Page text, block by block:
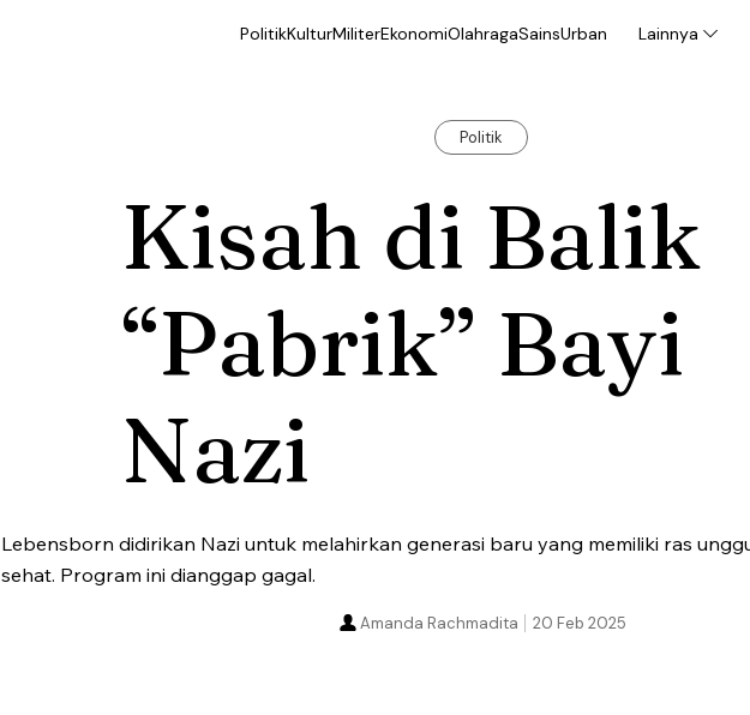
PolitikKulturMiliterEkonomiOlahragaSainsUrban Lainnya
Politik
Kisah di Balik
“Pabrik” Bayi
Nazi
Lebensborn didirikan Nazi untuk melahirkan generasi baru yang memiliki ras
sehat. Program ini dianggap gagal.
20 Feb 2025
Amanda Rachmadita